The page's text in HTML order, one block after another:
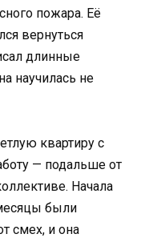
пожара. Её
вернуться
длинные
научилась не
квартиру с
— подальше от
Начала
были
смех, и она